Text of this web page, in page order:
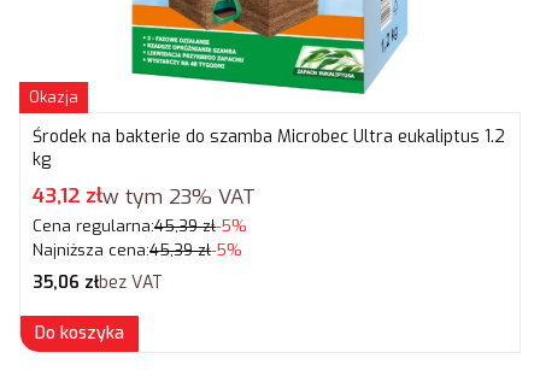
Okazja
Środek na bakterie do szamba Microbec Ultra eukaliptus 1.2
kg
Cena promocyjna brutto
43,12 złw tym 23% VAT
Cena regularna:45,39 zł-5%
Najniższa cena:45,39 zł-5%
Cena netto
35,06 złbez VAT
Do koszyka